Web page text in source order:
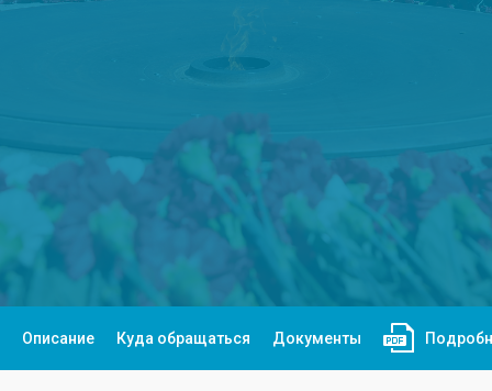
Описание Куда обращаться Документы